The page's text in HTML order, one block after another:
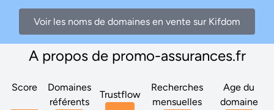
Voir les noms de domaines en vente sur Kifdom
A propos de promo-assurances.fr
Score
Domaines
référents
Trustflow
Recherches
mensuelles
Age du
domaine